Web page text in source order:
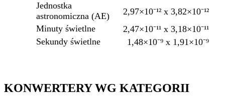
Jednostka
astronomiczna (AE)
2,97×10⁻¹² x 3,82×10⁻¹²
Minuty świetlne
2,47×10⁻¹¹ x 3,18×10⁻¹¹
Sekundy świetlne
1,48×10⁻⁹ x 1,91×10⁻⁹
KONWERTERY WG KATEGORII